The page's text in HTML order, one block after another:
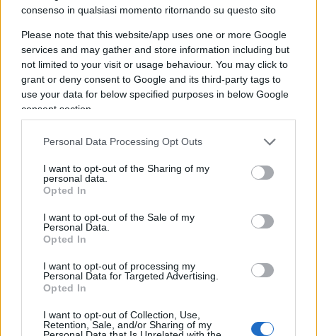
consenso in qualsiasi momento ritornando su questo sito
Please note that this website/app uses one or more Google
services and may gather and store information including but
not limited to your visit or usage behaviour. You may click to
grant or deny consent to Google and its third-party tags to
use your data for below specified purposes in below Google
consent section.
Personal Data Processing Opt Outs
I want to opt-out of the Sharing of my
personal data.
Opted In
I want to opt-out of the Sale of my
Personal Data.
Opted In
I want to opt-out of processing my
Personal Data for Targeted Advertising.
Opted In
I want to opt-out of Collection, Use,
Retention, Sale, and/or Sharing of my
a conferma dell’attenzione di Eni verso le persone
e i diritti umani. Sul fronte dei territori, Eni ha
investito 81 milioni di euro in programmi di
sviluppo locale, raggiungendo circa 3 milioni di
persone attraverso iniziative dedicate all’accesso
all’energia, all’acqua, alla salute, alla formazione e
Il report conferma la volontà di Eni di coniugare
transizione energetica, inclusione sociale e
creazione di valore condiviso.